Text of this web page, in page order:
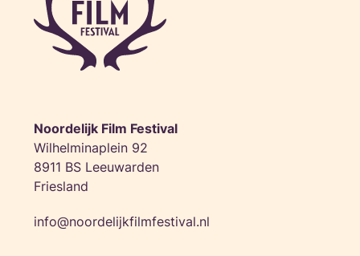
Noordelijk Film Festival
Wilhelminaplein 92
8911 BS Leeuwarden
Friesland
info@noordelijkfilmfestival.nl